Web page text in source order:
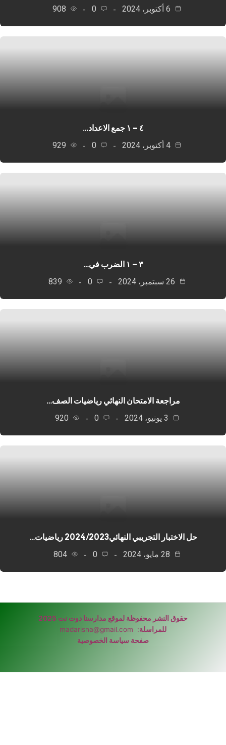
0
908
0
929
0
839
مراجعة الامتحان النهائي رياضيات الصف…
0
920
حل الاختبار التجريبي النهائي2024/2023 رياضيات…
0
804
حقوق النشر محفوظة لموقع مدارسنا دوت نت 2025
للمراسلة:
madarisna@gmail.com
صفحة سياسة الخصوصية